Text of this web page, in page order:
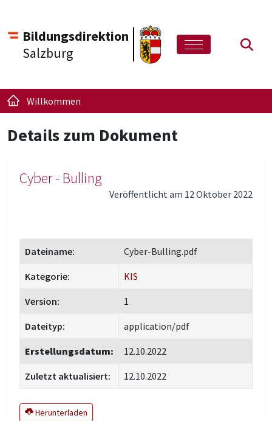
Bildungsdirektion
Salzburg
Willkommen
Details zum Dokument
Cyber - Bulling
Veröffentlicht am 12 Oktober 2022
Dateiname: Cyber-Bulling.pdf
Kategorie: KIS
Version: 1
Dateityp: application/pdf
Erstellungsdatum: 12.10.2022
Zuletzt aktualisiert: 12.10.2022
Herunterladen